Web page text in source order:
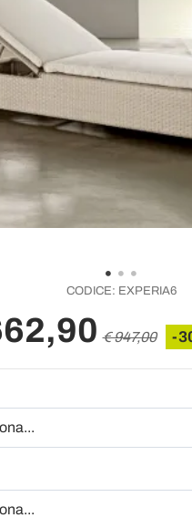
CODICE: EXPERIA6
€ 947,00 -